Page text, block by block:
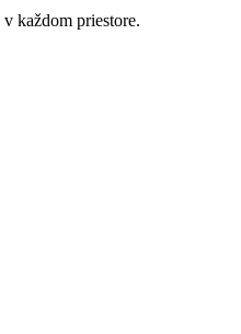
každom priestore.